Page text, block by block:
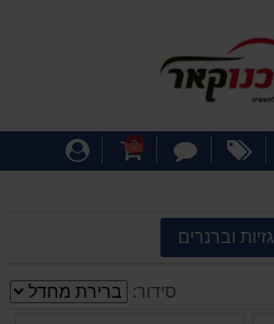
אודותינומבצעיםצור
עגלת
0
גזיות וברנרים
סידור: